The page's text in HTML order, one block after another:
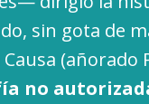
sin gota de
no